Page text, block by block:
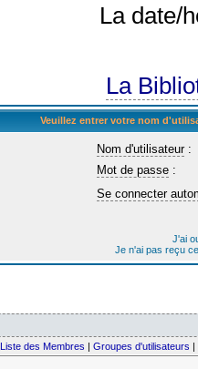
La date/
La
Veuillez entrer votre nom
Nom d'utilisateur:
Mot de passe :
Se connecter
J'ai
Je n'ai pas reçu
Liste des Membres | Groupes d'utilisateurs |